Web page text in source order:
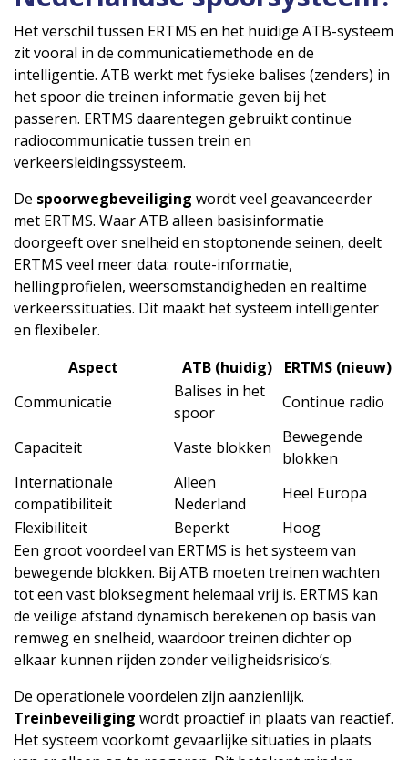
Het verschil tussen ERTMS en het huidige ATB-systeem
zit vooral in de communicatiemethode en de
intelligentie. ATB werkt met fysieke balises (zenders) in
het spoor die treinen informatie geven bij het
passeren. ERTMS daarentegen gebruikt continue
radiocommunicatie tussen trein en
verkeersleidingssysteem.
De spoorwegbeveiliging wordt veel geavanceerder
met ERTMS. Waar ATB alleen basisinformatie
doorgeeft over snelheid en stoptonende seinen, deelt
ERTMS veel meer data: route-informatie,
hellingprofielen, weersomstandigheden en realtime
verkeerssituaties. Dit maakt het systeem intelligenter
en flexibeler.
Aspect
ATB (huidig)
ERTMS (nieuw)
Communicatie
Balises in het
spoor
Continue radio
Capaciteit Vaste blokken
Bewegende
blokken
Internationale
compatibiliteit
Alleen
Nederland
Heel Europa
Flexibiliteit
Beperkt
Hoog
Een groot voordeel van ERTMS is het systeem van
bewegende blokken. Bij ATB moeten treinen wachten
tot een vast bloksegment helemaal vrij is. ERTMS kan
de veilige afstand dynamisch berekenen op basis van
remweg en snelheid, waardoor treinen dichter op
elkaar kunnen rijden zonder veiligheidsrisico’s.
De operationele voordelen zijn aanzienlijk.
Treinbeveiliging wordt proactief in plaats van reactief.
Het systeem voorkomt gevaarlijke situaties in plaats